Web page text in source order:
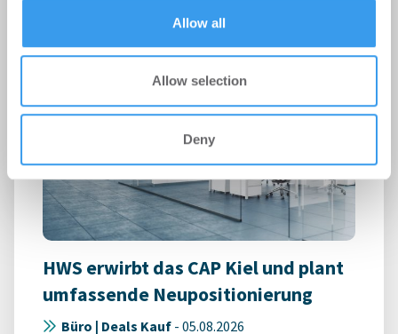
Allow all
Allow selection
Deny
HWS erwirbt das CAP Kiel und plant
umfassende Neupositionierung
Büro | Deals Kauf - 05.08.2026